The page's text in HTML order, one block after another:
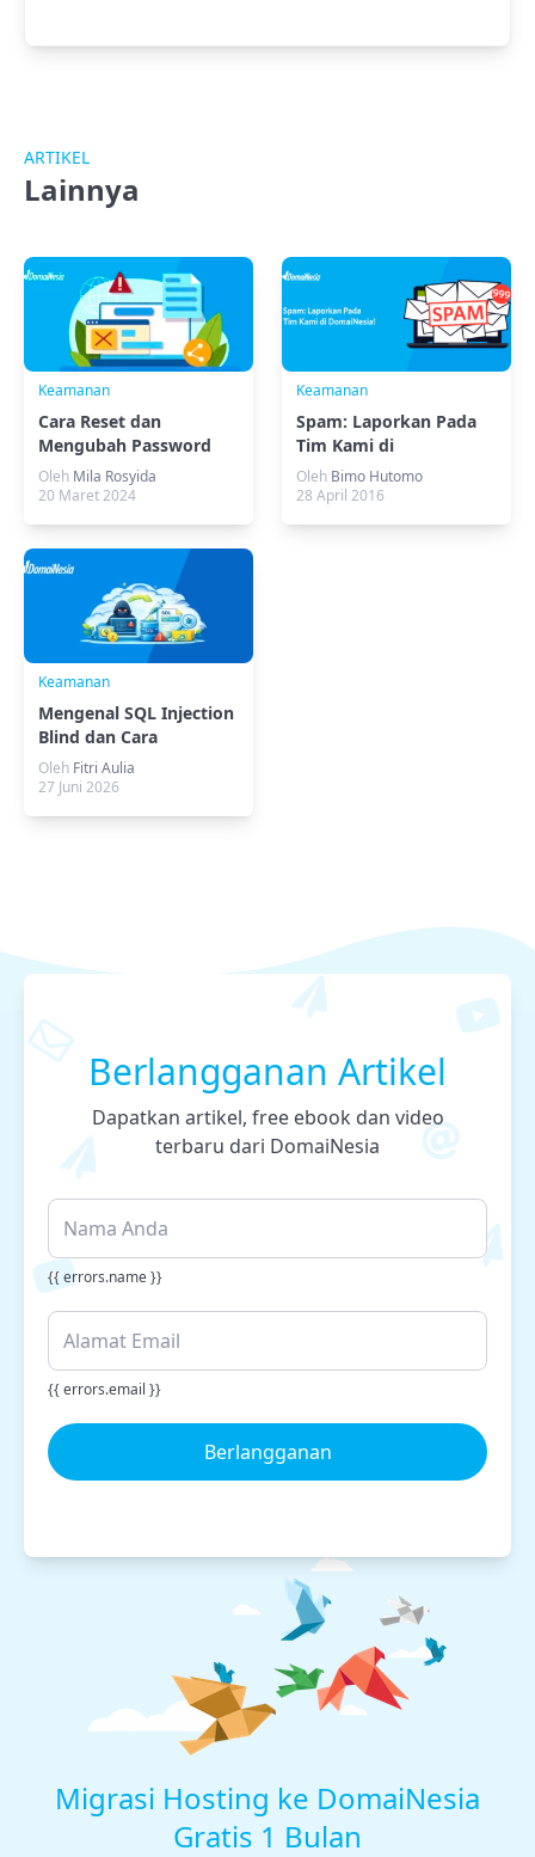
ARTIKEL
Lainnya
Keamanan
Cara Reset dan
Mengubah Password
Akun DomaiNesia
Oleh Mila Rosyida
20 Maret 2024
Keamanan
Spam: Laporkan Pada
Tim Kami di
DomaiNesia!
Oleh Bimo Hutomo
28 April 2016
Keamanan
Mengenal SQL Injection
Blind dan Cara
Mendeteksinya
Oleh Fitri Aulia
27 Juni 2026
Berlangganan Artikel
Dapatkan artikel, free ebook dan video
terbaru dari DomaiNesia
{{ errors.name }}
{{ errors.email }}
Berlangganan
Migrasi Hosting ke DomaiNesia
Gratis 1 Bulan